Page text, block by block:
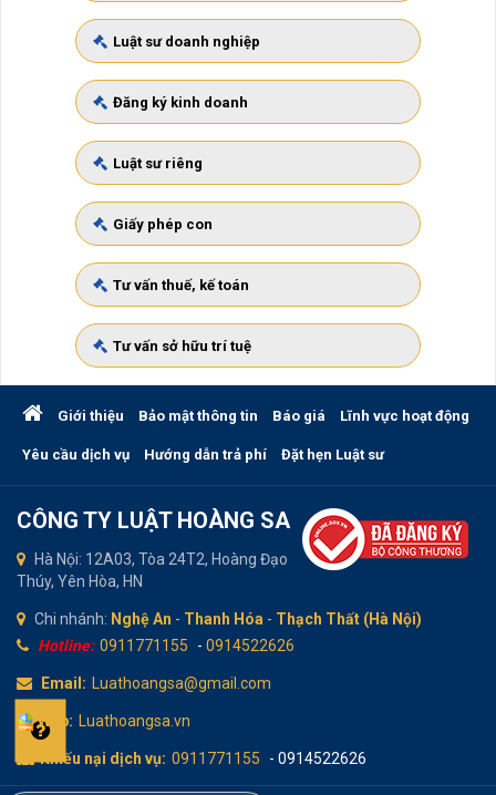
Luật sư doanh nghiệp
Đăng ký kinh doanh
Luật sư riêng
Giấy phép con
Tư vấn thuế, kế toán
Tư vấn sở hữu trí tuệ
Giới thiệu Bảo mật thông tin Báo giá Lĩnh vực hoạt động
Yêu cầu dịch vụ Hướng dẫn trả phí Đặt hẹn Luật sư
CÔNG TY LUẬT HOÀNG SA
Hà Nội: 12A03, Tòa 24T2, Hoàng Đạo
Thúy, Yên Hòa, HN
Chi nhánh: Nghệ An - Thanh Hóa - Thạch Thất (Hà Nội)
Hotline: 0911771155 - 0914522626
Email: Luathoangsa@gmail.com
Web: Luathoangsa.vn
Khiếu nại dịch vụ: 0911771155 - 0914522626